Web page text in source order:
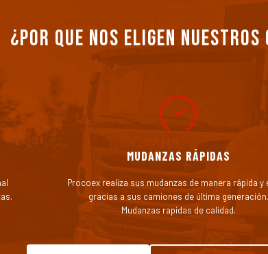
¿Por que nos eligen
MUDANZAS RÁPIDAS
Procoex realiza sus mudanzas de manera rápida y
gracias a sus camiones de última generación.
Mudanzas rapidas de calidad.